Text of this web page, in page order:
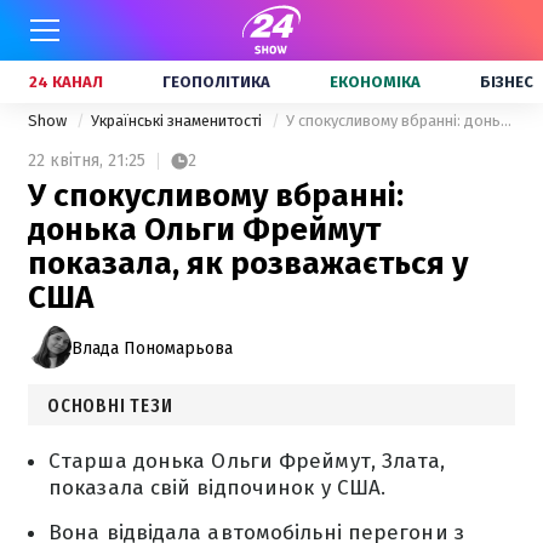
24 КАНАЛ ГЕОПОЛІТИКА ЕКОНОМІКА БІЗНЕС
Show Українські знаменитості У спокусливому вбранні: донька Ольги Фреймут показала, як розважається у США
22 квітня, 21:25 2
У спокусливому вбранні:
донька Ольги Фреймут
показала, як розважається у
США
Влада Пономарьова
ОСНОВНІ ТЕЗИ
Старша донька Ольги Фреймут, Злата,
показала свій відпочинок у США.
Вона відвідала автомобільні перегони з